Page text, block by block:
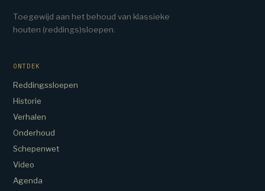
Toegewijd aan het behoud van klassieke
houten (reddings)sloepen.
ONTDEK
Reddingssloepen
Historie
Verhalen
Onderhoud
Schepenwet
Video
Agenda